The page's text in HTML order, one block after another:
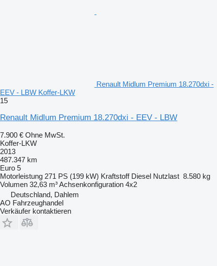
Renault Midlum Premium 18.270dxi -
EEV - LBW Koffer-LKW
15
Renault Midlum Premium 18.270dxi - EEV - LBW
7.900 € Ohne MwSt.
Koffer-LKW
2013
487.347 km
Euro 5
Motorleistung 271 PS (199 kW) Kraftstoff Diesel Nutzlast 8.580 kg
Volumen 32,63 m³Achsenkonfiguration 4x2
Deutschland, Dahlem
AO Fahrzeughandel
Verkäufer kontaktieren